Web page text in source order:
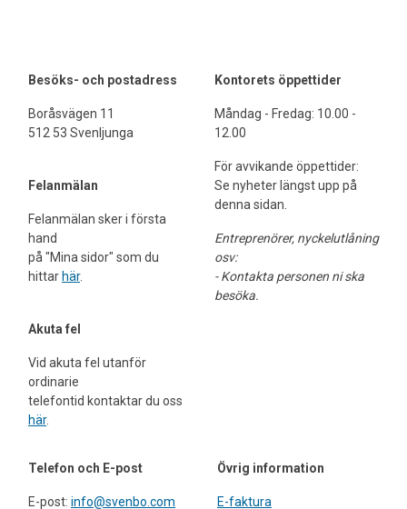
Besöks- och postadress
Boråsvägen 11
512 53 Svenljunga
Felanmälan
Felanmälan sker i första
hand
på "Mina sidor" som du
hittar här.
Akuta fel
Vid akuta fel utanför
ordinarie
telefontid kontaktar du oss
här.
Kontorets öppettider
Måndag - Fredag: 10.00 -
12.00
För avvikande öppettider:
Se nyheter längst upp på
denna sidan.
Entreprenörer, nyckelutlåning
osv:
- Kontakta personen ni ska
besöka.
Telefon och E-post
E-post: info@svenbo.com
Övrig information
E-faktura